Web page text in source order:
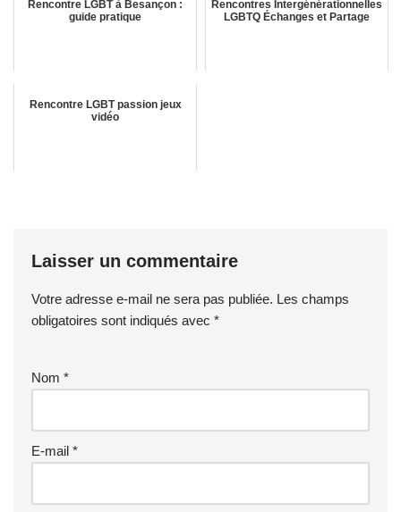
Rencontre LGBT à Besançon :
guide pratique
Rencontres Intergénérationnelles
LGBTQ Échanges et Partage
Rencontre LGBT passion jeux
vidéo
Laisser un commentaire
Votre adresse e-mail ne sera pas publiée. Les champs
obligatoires sont indiqués avec *
Nom *
E-mail *